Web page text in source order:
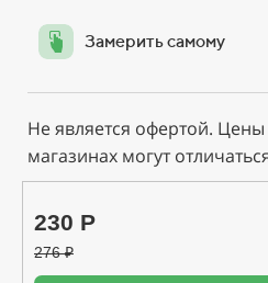
Замерить самому
Не является офертой.
магазинах могут
230 Р
276₽